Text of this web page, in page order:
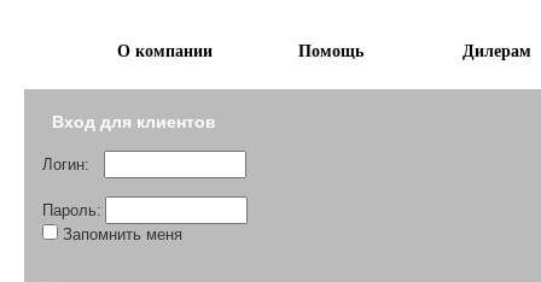
О компании Помощь Дилерам
Вход для клиентов
Логин:
Пароль:
Запомнить меня